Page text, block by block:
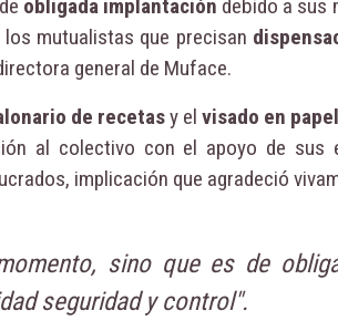
obligada implantación debido a sus
mutualistas que precisan
general de Muface.
de recetasy elvisado en papel
al colectivo con el apoyo de sus
implicación que agradeció
sino que es de
seguridad y control".